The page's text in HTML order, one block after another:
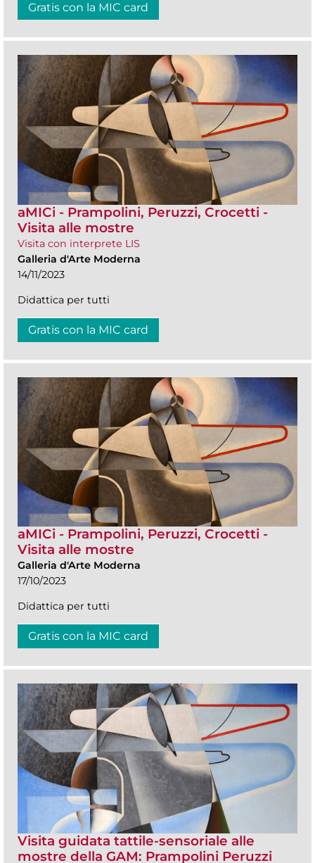
Gratis con la MIC card
aMICi - Prampolini, Peruzzi, Crocetti -
Visita alle mostre
Visita con interprete LIS
Galleria d'Arte Moderna
14/11/2023
Didattica per tutti
Gratis con la MIC card
aMICi - Prampolini, Peruzzi, Crocetti -
Visita alle mostre
Galleria d'Arte Moderna
17/10/2023
Didattica per tutti
Gratis con la MIC card
Visita guidata tattile-sensoriale alle
mostre della GAM: Prampolini Peruzzi